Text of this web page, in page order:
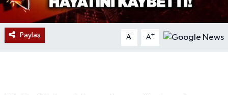
Paylaş A- A+
Düzce
Eğitim